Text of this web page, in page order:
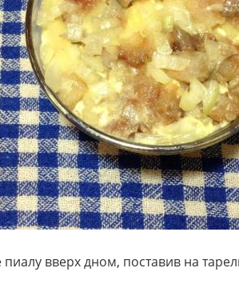
вверх дном, поставив на